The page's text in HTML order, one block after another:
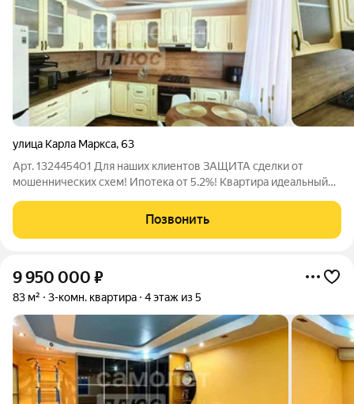
улица Карла Маркса,63
Арт. 132445401 Для наших клиентов ЗАЩИТА сделки от
мошеннических схем! Ипотека от 5.2%! Квартира идеальный
вашему вниманию уникальную трехкомнатную квартиру 81,3
кв.м., расположенную в
Позвонить
9 950 000 ₽
83 м² 3-комн. квартира 4 этаж из 5